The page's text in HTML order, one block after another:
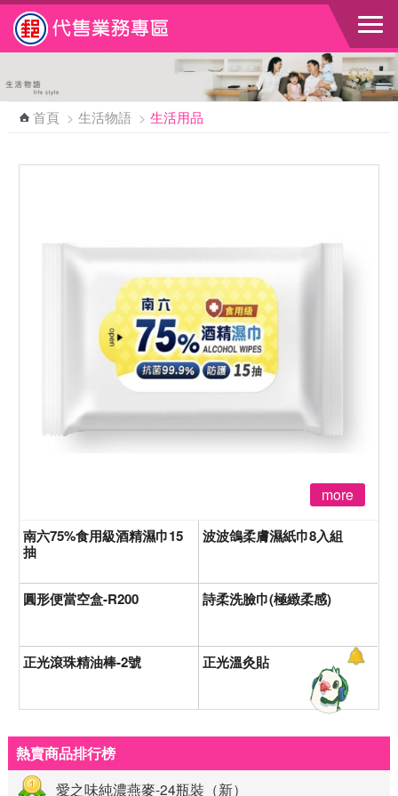
跳到主要內容區塊
首頁 > 生活物語 > 生活用品
南六75%食用級酒精濕巾15
抽
波波鴿柔膚濕紙巾8入組
圓形便當空盒-R200 詩柔洗臉巾(極緻柔感)
正光滾珠精油棒-2號 正光溫灸貼
more
熱賣商品排行榜
愛之味純濃燕麥-24瓶裝（新）